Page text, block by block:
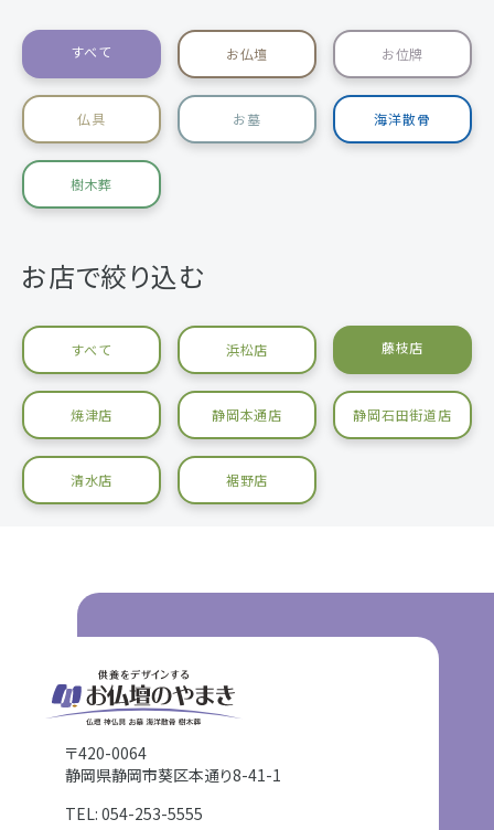
すべて お仏壇 お位牌
仏具 お墓 海洋散骨
樹木葬
お店で絞り込む
すべて 浜松店 藤枝店
焼津店 静岡本通店 静岡石田街道店
清水店 裾野店
〒420-0064
静岡県静岡市葵区本通り8-41-1
TEL: 054-253-5555